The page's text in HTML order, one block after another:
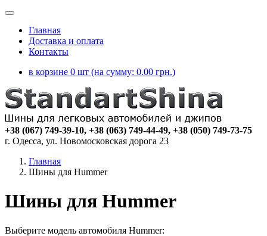
Главная
Доставка и оплата
Контакты
в корзине 0 шт (на сумму: 0.00 грн.)
+38 (067) 749-39-10, +38 (063) 749-44-49, +38 (050) 749-73-75
г. Одесса, ул. Новомосковская дорога 23
Главная
Шины для Hummer
Шины для Hummer
Выберите модель автомобиля Hummer: